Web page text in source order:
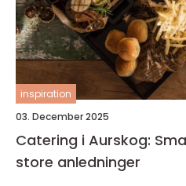
inspiration
03. December 2025
Catering i Aurskog:
store anledninger